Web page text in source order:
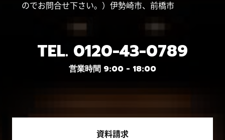
のでお問合せ下さい。）伊勢崎市、前橋市
TEL. 0120-43-0789
営業時間 9:00 - 18:00
資料請求